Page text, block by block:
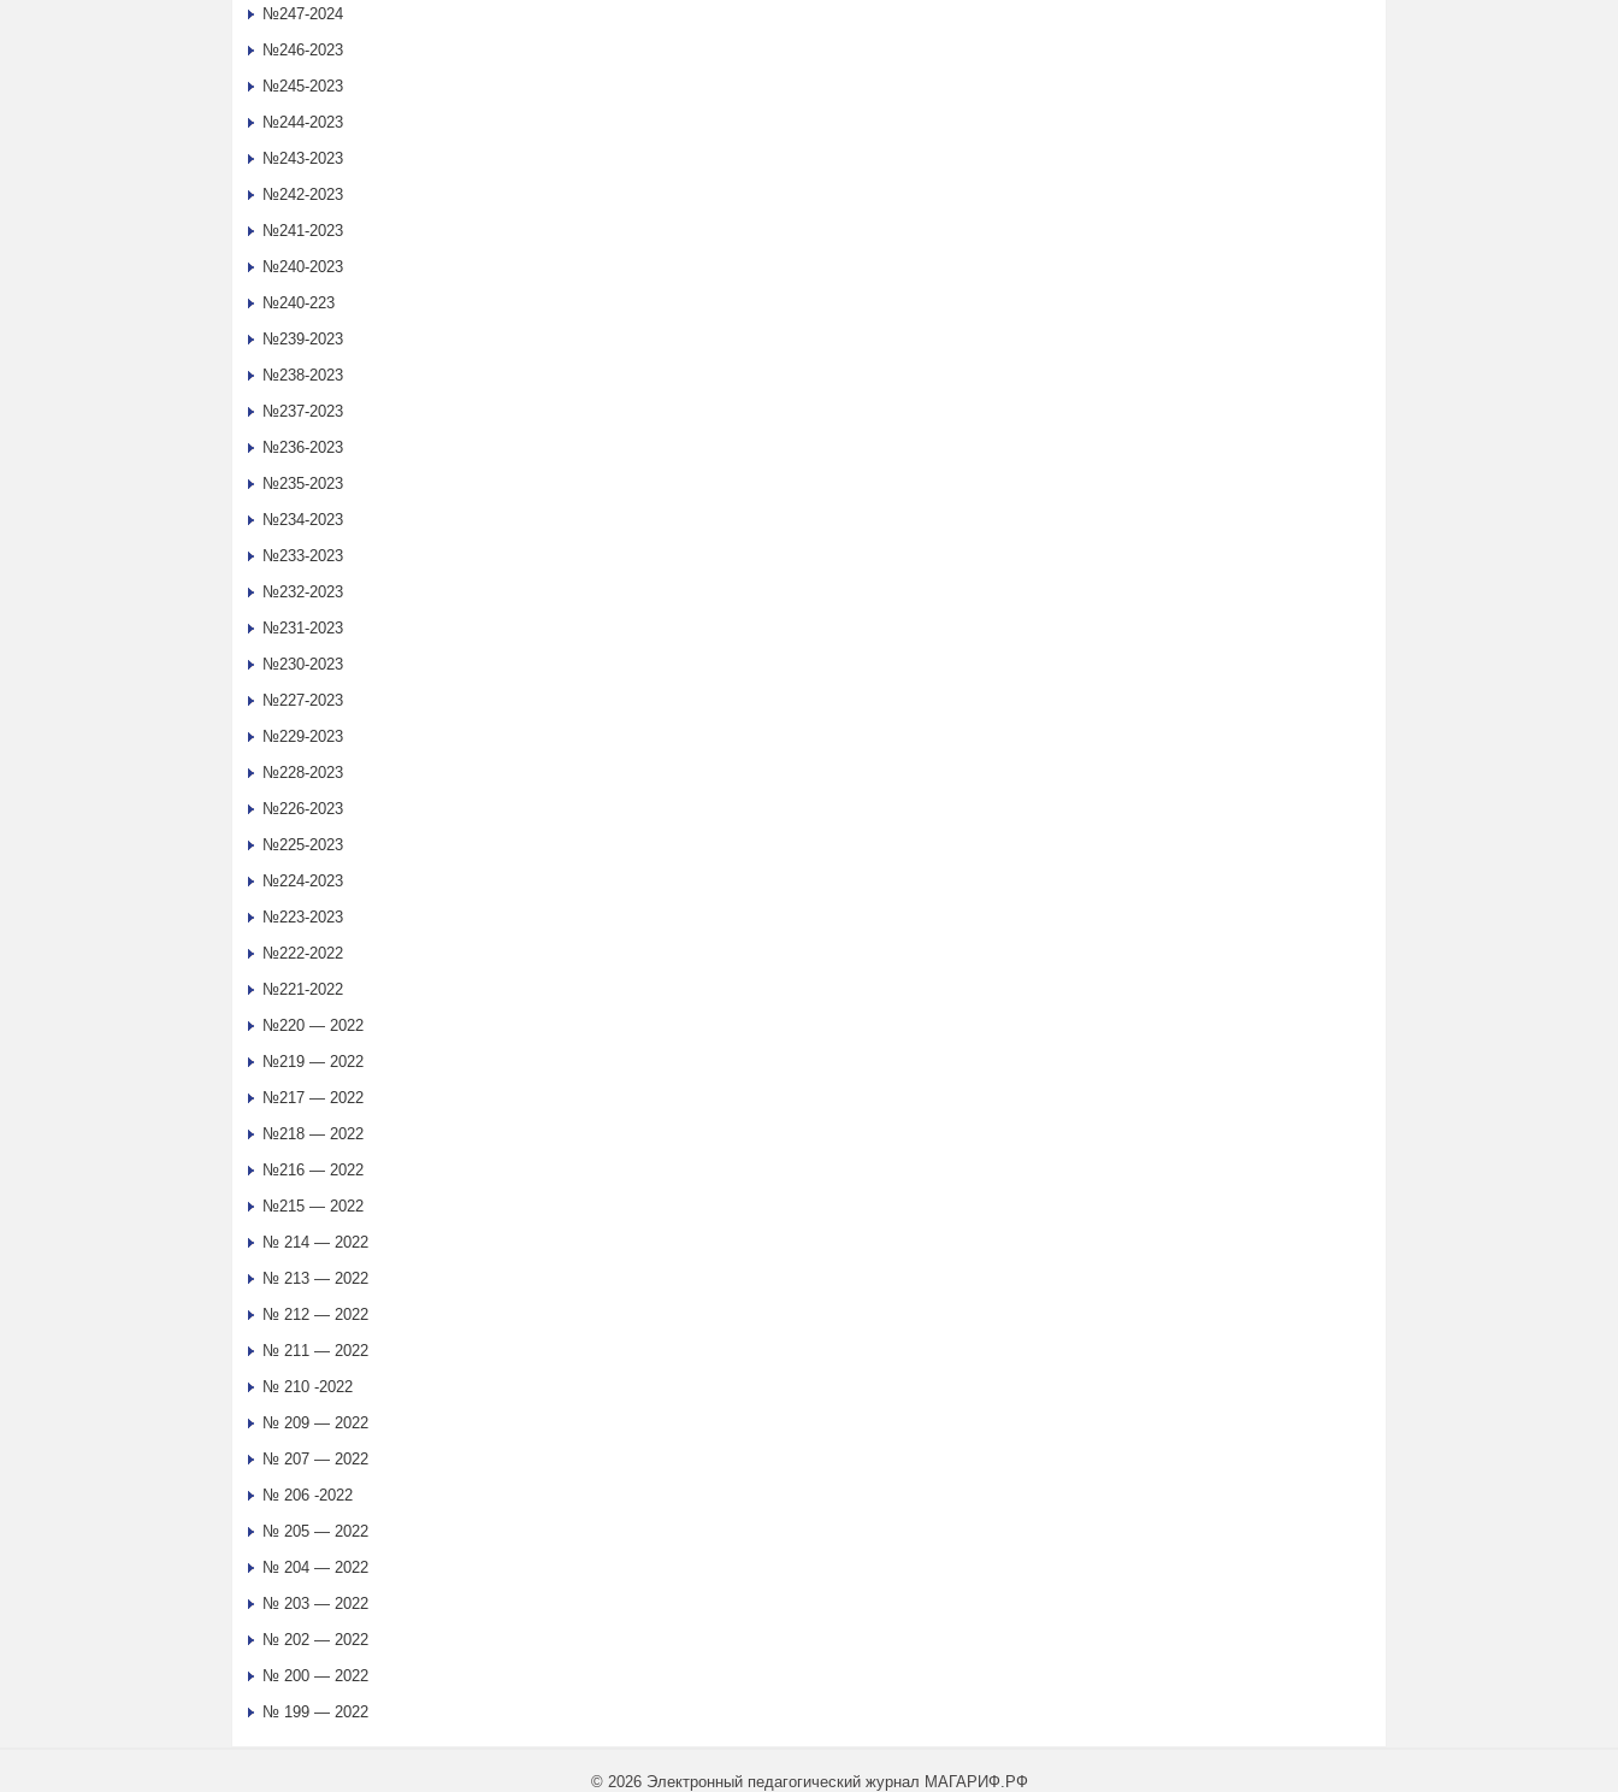
№247-2024
№246-2023
№245-2023
№244-2023
№243-2023
№242-2023
№241-2023
№240-2023
№240-223
№239-2023
№238-2023
№237-2023
№236-2023
№235-2023
№234-2023
№233-2023
№232-2023
№231-2023
№230-2023
№227-2023
№229-2023
№228-2023
№226-2023
№225-2023
№224-2023
№223-2023
№222-2022
№221-2022
№220 — 2022
№219 — 2022
№217 — 2022
№218 — 2022
№216 — 2022
№215 — 2022
№ 214 — 2022
№ 213 — 2022
№ 212 — 2022
№ 211 — 2022
№ 210 -2022
№ 209 — 2022
№ 207 — 2022
№ 206 -2022
№ 205 — 2022
№ 204 — 2022
№ 203 — 2022
№ 202 — 2022
№ 200 — 2022
№ 199 — 2022
© 2026 Электронный педагогический журнал МАГАРИФ.РФ